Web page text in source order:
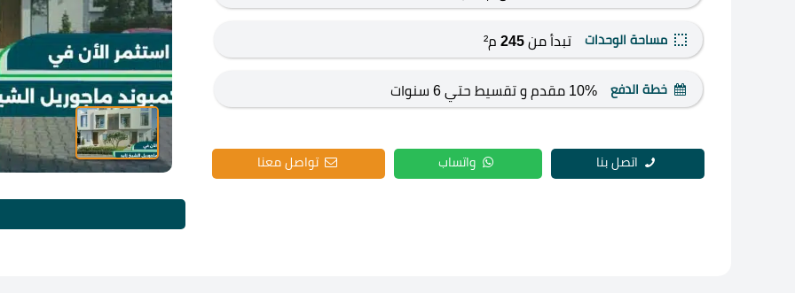
مساحة الوحدات تبدأ من245 م²
خطة الدفع 10% مقدم و تقسيط حتي 6 سنوات
اتصل بنا واتساب تواصل معنا